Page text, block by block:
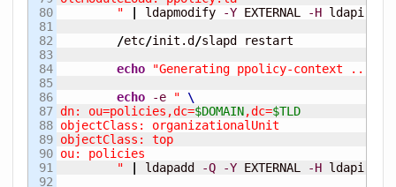
80
81
82
83
84
85
86
87
88
89
90
91
92
        "
ldapmodify -Y EXTERNAL -H ldapi:
/etc/init.d /slapd restart
echo
"Generating ppolicy-context ..."
echo
-e "
dn: ou=policies,dc=$DOMAIN,dc=$TLD
objectClass: organizationalUnit
objectClass: top
ou: policies
        "
ldapadd -Q -Y EXTERNAL -H ldapi: